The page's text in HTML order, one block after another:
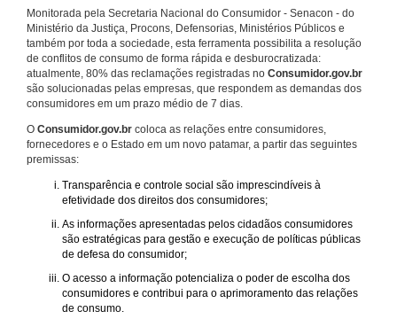
Monitorada pela Secretaria Nacional do Consumidor - Senacon - do
Ministério da Justiça, Procons, Defensorias, Ministérios Públicos e
também por toda a sociedade, esta ferramenta possibilita a resolução
de conflitos de consumo de forma rápida e desburocratizada:
atualmente, 80% das reclamações registradas no Consumidor.gov.br
são solucionadas pelas empresas, que respondem as demandas dos
consumidores em um prazo médio de 7 dias.
O Consumidor.gov.br coloca as relações entre consumidores,
fornecedores e o Estado em um novo patamar, a partir das seguintes
premissas:
Transparência e controle social são imprescindíveis à
efetividade dos direitos dos consumidores;
As informações apresentadas pelos cidadãos consumidores
são estratégicas para gestão e execução de políticas públicas
de defesa do consumidor;
O acesso a informação potencializa o poder de escolha dos
consumidores e contribui para o aprimoramento das relações
de consumo.